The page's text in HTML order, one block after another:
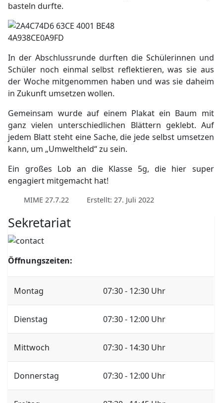
basteln durfte.
In der Abschlussrunde durften die Schülerinnen und
Schüler noch einmal selbst reflektieren, was sie aus
der Woche mitgenommen haben und was sie daheim
in Zukunft umsetzen wollen.
Gemeinsam wurde auf einem Plakat ein Baum mit
ganz vielen unterschiedlichen Blättern geklebt. Auf
jedem Blatt steht eine Sache, die jede selbst umsetzen
kann, um „Umweltheld“ zu sein.
Ein großes Lob an die Klasse 5g, die hier super
engagiert mitgemacht hat!
MIME 27.7.22 Erstellt: 27. Juli 2022
Sekretariat
Öffnungszeiten:
Montag 07:30 - 12:30 Uhr
Dienstag 07:30 - 12:00 Uhr
Mittwoch 07:30 - 14:30 Uhr
Donnerstag 07:30 - 12:00 Uhr